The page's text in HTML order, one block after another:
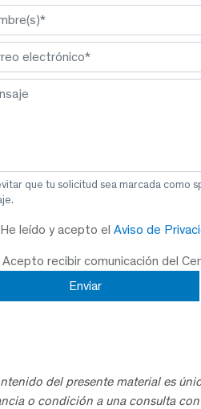
que tu solicitud sea marcada como
He leído y acepto el Aviso de
Acepto recibir comunicación del
del presente material es
o condición a una consulta